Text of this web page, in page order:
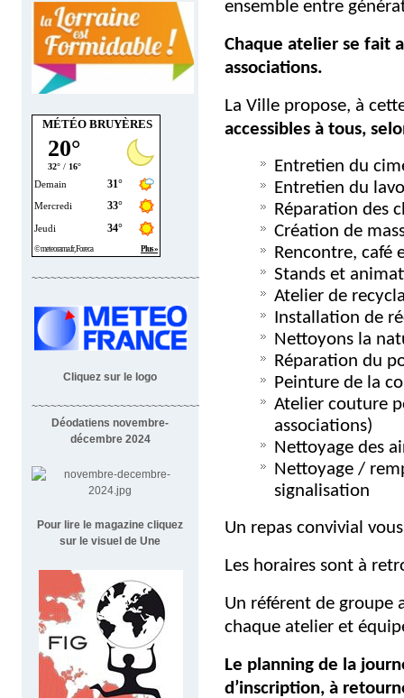
MÉTÉO BRUYÈRES
~~~~~~~~~~~~~~~~~~~~~~~~~~~~
Cliquez sur le logo
~~~~~~~~~~~~~~~~~~~~~~~~~~~~~~~~~~~~
Déodatiens novembre-
décembre 2024
Pour lire le magazine cliquez
sur le visuel de Une
ensemble entre
Chaque atelier se fait
associations.
La Ville propose, à
accessibles à tous,
Entretien du
Entretien du
Réparation des
Création de
Rencontre, café
Stands et
Atelier de
Installation de
Nettoyons la
Réparation du
Peinture de la
Atelier couture
associations)
Nettoyage des
Nettoyage /
signalisation
Un repas convivial
Les horaires sont à
Un référent de groupe
chaque atelier et
Le planning de la
d’inscription, à